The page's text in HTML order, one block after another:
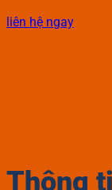
liên hệ ngay
Thông